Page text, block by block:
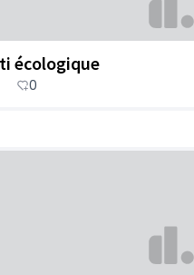
écologique
0